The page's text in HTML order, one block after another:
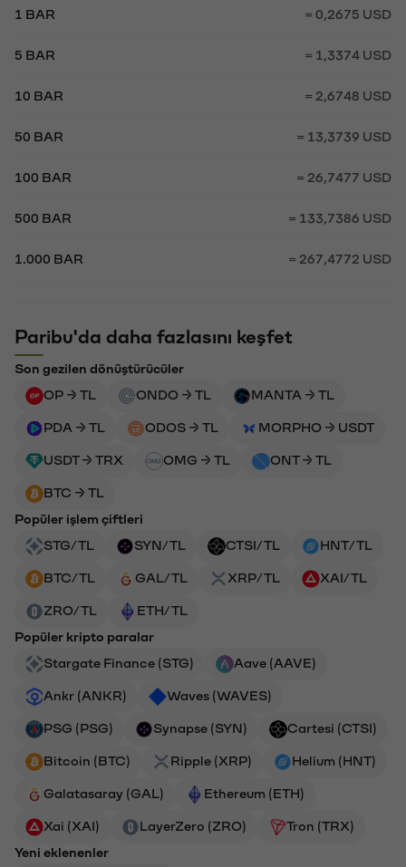
1 BAR = 0,2675 USD
5 BAR = 1,3374 USD
10 BAR = 2,6748 USD
50 BAR = 13,3739 USD
100 BAR = 26,7477 USD
500 BAR = 133,7386 USD
1.000 BAR = 267,4772 USD
Paribu'da daha fazlasını keşfet
Son gezilen dönüştürücüler
OP → TL
ONDO → TL MANTA → TL
PDA → TL ODOS → TL MORPHO → USDT
USDT → TRX OMG → TL ONT → TL
BTC → TL
Popüler işlem çiftleri
STG/TL
SYN/TL CTSI/TL HNT/TL
BTC/TL GAL/TL XRP/TL XAI/TL
ZRO/TL
ETH/TL
Popüler kripto paralar
Stargate Finance (STG)
Aave (AAVE)
Ankr (ANKR) Waves (WAVES)
PSG (PSG) Synapse (SYN) Cartesi (CTSI)
Bitcoin (BTC) Ripple (XRP) Helium (HNT)
Galatasaray (GAL) Ethereum (ETH)
Xai (XAI) LayerZero (ZRO)
Tron (TRX)
Yeni eklenenler